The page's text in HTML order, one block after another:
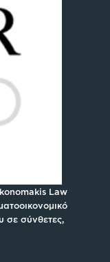
Law
σε σύνθετες,